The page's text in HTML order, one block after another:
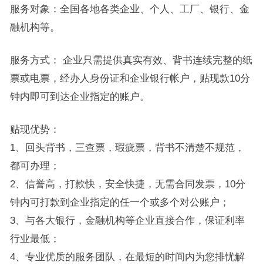
服务对象：全国各地各类企业、个人、工厂、银行、金
融机构等。
服务方式： 企业只需提供真实有效、背书连续完整的纸
票或电票，经办人身份证和企业银行帐户，贴现款10分
钟内即可到达企业指定的账户。
贴现优势：
1、回头背书，三查票，瑕疵票，背书不清楚不规范，
都可办理；
2、信誉高，打款快，安全快捷，无需合同发票，10分
钟内可打款到企业指定的任一个或多个对公账户；
3、与各大银行，金融机构等企业直接合作，保证利率
行业最低；
4、专业优质的服务团队，在最短的时间内为您排忧解